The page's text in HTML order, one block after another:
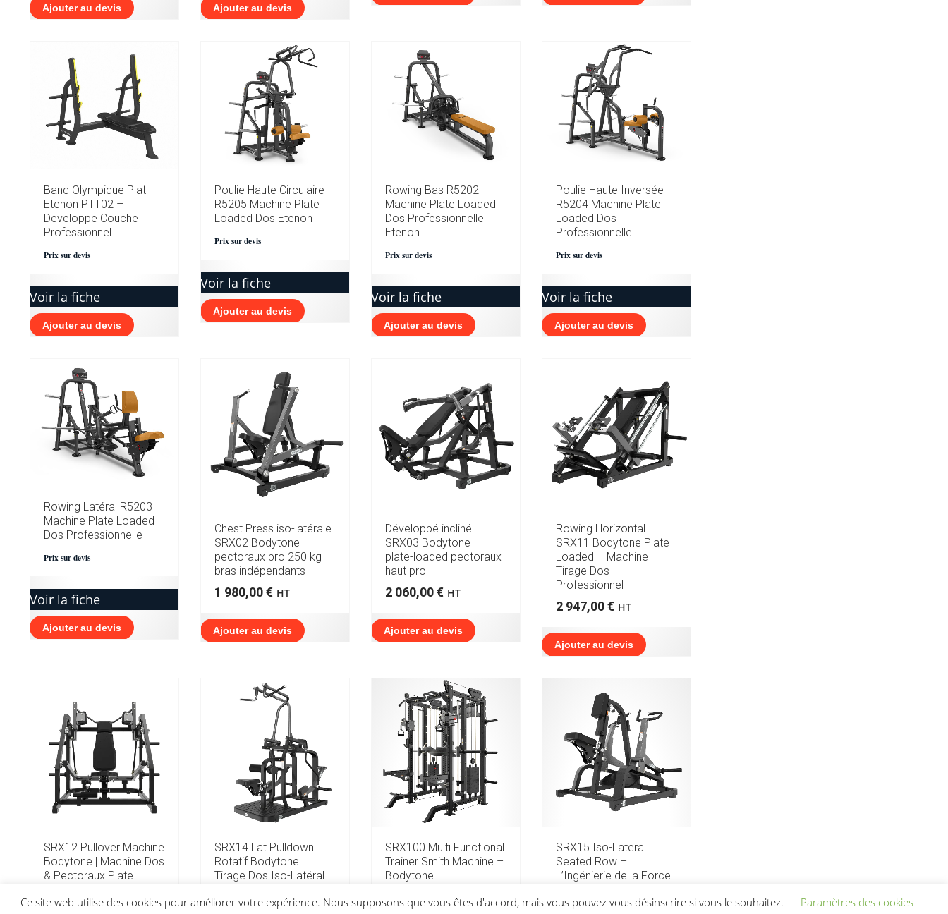
Ajouter au devis Ajouter au devis
Banc Olympique Plat
Etenon PTT02 –
Developpe Couche
Professionnel
Prix sur devis
Voir la fiche
Ajouter au devis
Poulie Haute Circulaire
R5205 Machine Plate
Loaded Dos Etenon
Prix sur devis
Voir la fiche
Ajouter au devis
Rowing Bas R5202
Machine Plate Loaded
Dos Professionnelle
Etenon
Prix sur devis
Voir la fiche
Ajouter au devis
Poulie Haute Inversée
R5204 Machine Plate
Loaded Dos
Professionnelle
Prix sur devis
Voir la fiche
Ajouter au devis
Rowing Latéral R5203
Machine Plate Loaded
Dos Professionnelle
Prix sur devis
Voir la fiche
Ajouter au devis
Chest Press iso-latérale
SRX02 Bodytone —
pectoraux pro 250 kg
bras indépendants
1 980,00€ HT
Ajouter au devis
Développé incliné
SRX03 Bodytone —
plate-loaded pectoraux
haut pro
2 060,00€ HT
Ajouter au devis
Rowing Horizontal
SRX11 Bodytone Plate
Loaded – Machine
Tirage Dos
Professionnel
2 947,00€ HT
Ajouter au devis
SRX12 Pullover Machine
Bodytone | Machine Dos
& Pectoraux Plate
SRX14 Lat Pulldown
Rotatif Bodytone |
Tirage Dos Iso-Latéral
SRX100 Multi Functional
Trainer Smith Machine –
Bodytone
5 750,00€ HT
SRX15 Iso-Lateral
Seated Row –
L’Ingénierie de la Force
Dense
Ce site web utilise des cookies pour améliorer votre expérience. Nous supposons que vous êtes d'accord, mais vous pouvez vous désinscrire si vous le souhaitez. Paramètres des cookies